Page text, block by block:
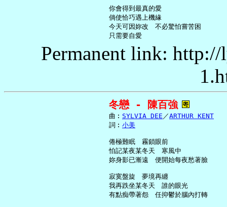
     你會得到最真的愛
     倘使恰巧遇上機緣
     今天可因妳改　不必驚怕嘗苦困
Permanent link:
冬戀 - 陳百強
     曲︰
SYLVIA DEE ／ARTHUR KENT
     詞︰
小美
     倦極難眠　霧鎖眼前
     怕記某夜某冬天　寒風中
     妳身影已漸遠　便開始每夜愁著臉
     寂寞盤旋　夢境再纏
     我再跌坐某冬天　誰的眼光
     有點痴帶著怨　任抑鬱於腦內打轉